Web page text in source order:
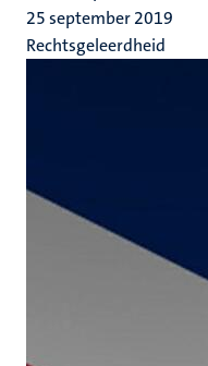
25 september 2019
Rechtsgeleerdheid